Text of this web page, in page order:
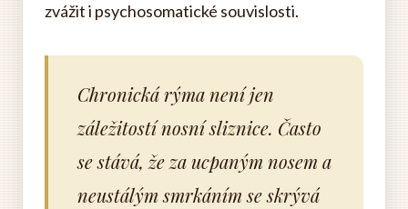
zvážit i psychosomatické souvislosti.
Chronická rýma není jen
záležitostí nosní sliznice. Často
se stává, že za ucpaným nosem a
neustálým smrkáním se skrývá